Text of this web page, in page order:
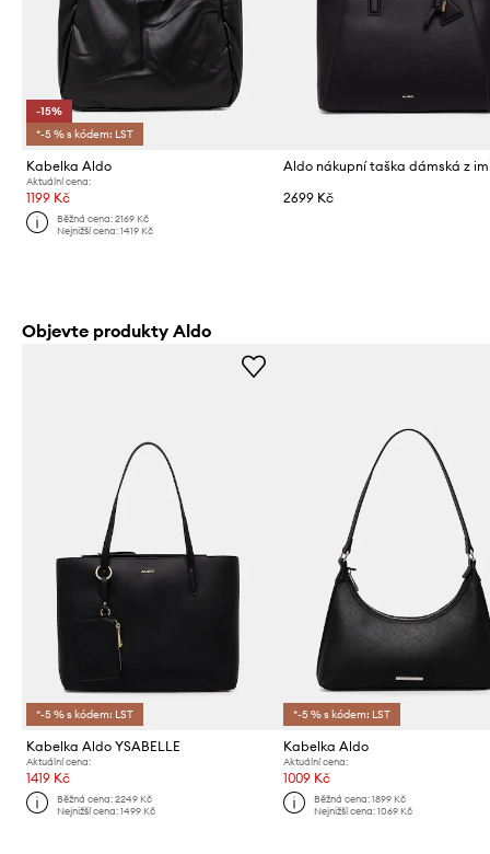
-15%
*-5 % s kódem: LST
Kabelka Aldo
Aktuální cena:
1199 Kč
Běžná cena:2169 Kč
Nejnižší cena:1419 Kč
2699 Kč
Objevte produkty Aldo
*-5 % s kódem: LST
Kabelka Aldo YSABELLE
Aktuální cena:
1419 Kč
Běžná cena:2249 Kč
Nejnižší cena:1499 Kč
*-5 % s kódem: LST
Kabelka Aldo
Aktuální cena:
1009 Kč
Běžná cena: 1899 Kč
Nejnižší cena: 1069 Kč